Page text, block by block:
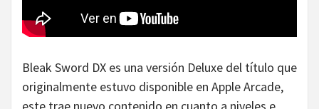
Bleak Sword DX es una versión Deluxe del título que
originalmente estuvo disponible en Apple Arcade,